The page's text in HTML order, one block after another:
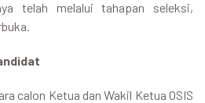
telah melalui tahapan seleksi,
calon Ketua dan Wakil Ketua OSIS